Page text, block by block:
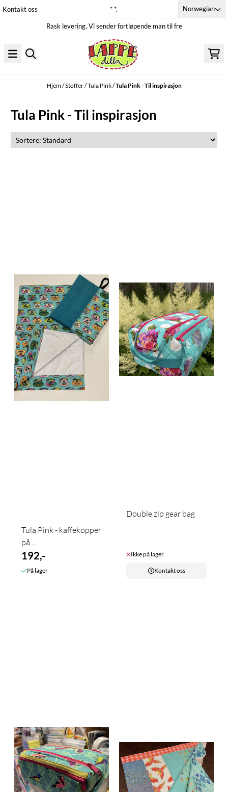
Hopp til innhold
Kontakt oss * *. Norwegian
Rask levering. Vi sender fortløpende man til fre
Hjem/Stoffer/Tula Pink/Tula Pink - Til inspirasjon
Tula Pink - Til inspirasjon
Tula Pink - kaffekopper
på ...
192,-
På lager
Double zip gear bag
Ikke på lager
Kontakt oss